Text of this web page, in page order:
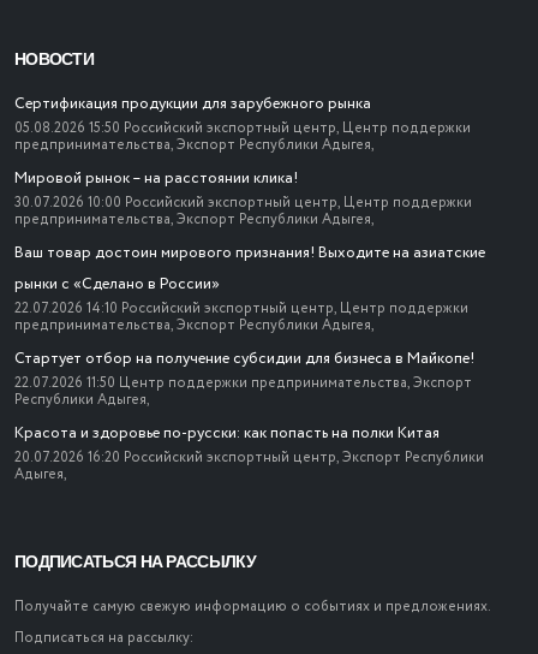
НОВОСТИ
Сертификация продукции для зарубежного рынка
05.08.2026 15:50 Российский экспортный центр, Центр поддержки
предпринимательства,Экспорт Республики Адыгея,
Мировой рынок – на расстоянии клика!
30.07.2026 10:00 Российский экспортный центр, Центр поддержки
предпринимательства,Экспорт Республики Адыгея,
Ваш товар достоин мирового признания! Выходите на азиатские
рынки с «Сделано в России»
22.07.2026 14:10 Российский экспортный центр, Центр поддержки
предпринимательства,Экспорт Республики Адыгея,
Стартует отбор на получение субсидии для бизнеса в Майкопе!
22.07.2026 11:50 Центр поддержки предпринимательства,Экспорт
Республики Адыгея,
Красота и здоровье по-русски: как попасть на полки Китая
20.07.2026 16:20 Российский экспортный центр,Экспорт Республики
Адыгея,
ПОДПИСАТЬСЯ НА РАССЫЛКУ
Получайте самую свежую информацию о событиях и предложениях.
Подписаться на рассылку: